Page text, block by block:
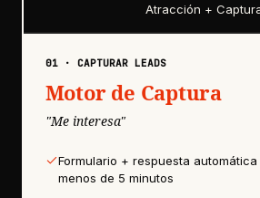
Atracción +
01· CAPTURAR LEADS
Motor de Captura
"Me interesa"
Formulario + respuesta
menos de 5 minutos